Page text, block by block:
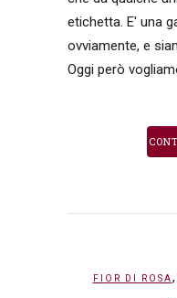
etichetta. E' una
ovviamente, e
Oggi però
FIOR DI ROSA,